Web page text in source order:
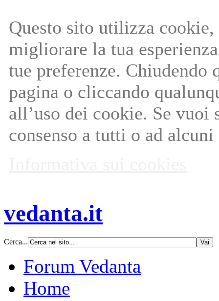
Questo sito utilizza
migliorare la tua
tue preferenze. Chiudendo
pagina o cliccando
all’uso dei cookie. Se vuoi
consenso a tutti o ad
vedanta.it
Cerca...
Forum Vedanta
Home